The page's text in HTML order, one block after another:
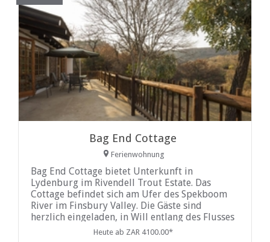
Bag End Cottage
Ferienwohnung
Bag End Cottage bietet Unterkunft in
Lydenburg im Rivendell Trout Estate. Das
Cottage befindet sich am Ufer des Spekboom
River im Finsbury Valley. Die Gäste sind
herzlich eingeladen, in Will entlang des Flusses
und auf den umliegenden Straßen und Wegen
Heute ab ZAR 4100.00*